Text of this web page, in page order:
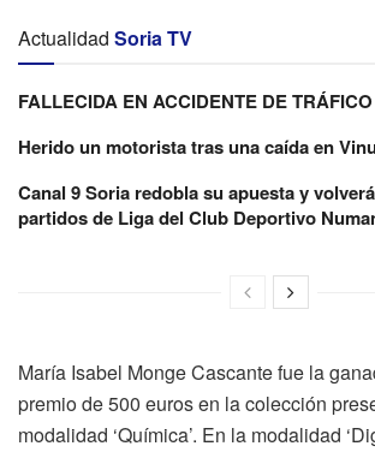
Actualidad Soria TV
FALLECIDA EN ACCIDENTE DE TRÁFICO
Herido un motorista tras una caída en
Canal 9 Soria redobla su apuesta y
partidos de Liga del Club Deportivo
María Isabel Monge Cascante fue la
premio de 500 euros en la colección
modalidad ‘Química’. En la modalidad